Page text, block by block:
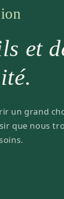
et
un grand
que nous